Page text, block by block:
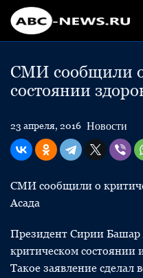
СМИ сообщили
состоянии
23 апреля, 2016 Новости
СМИ сообщили о
Асада
Президент Сирии Башар
критическом состоянии
Такое заявление сделал